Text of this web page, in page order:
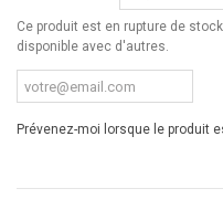
Ce produit est en rupture de
disponible avec d'autres.
Prévenez-moi lorsque le produit